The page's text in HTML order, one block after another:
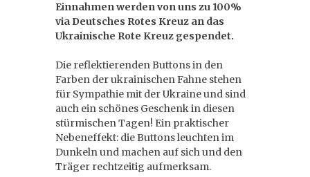
Einnahmen werden von uns zu 100%
via Deutsches Rotes Kreuz an das
Ukrainische Rote Kreuz gespendet.
Die reflektierenden Buttons in den
Farben der ukrainischen Fahne stehen
für Sympathie mit der Ukraine und sind
auch ein schönes Geschenk in diesen
stürmischen Tagen! Ein praktischer
Nebeneffekt: die Buttons leuchten im
Dunkeln und machen auf sich und den
Träger rechtzeitig aufmerksam.